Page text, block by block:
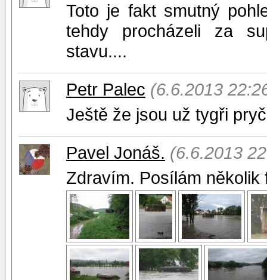
Toto je fakt smutný
tehdy procházeli za
stavu....
Petr Palec (6.6.2013
Ještě že jsou už tygři
Pavel Jonáš. (6.6.2013
Zdravím. Posílám několik